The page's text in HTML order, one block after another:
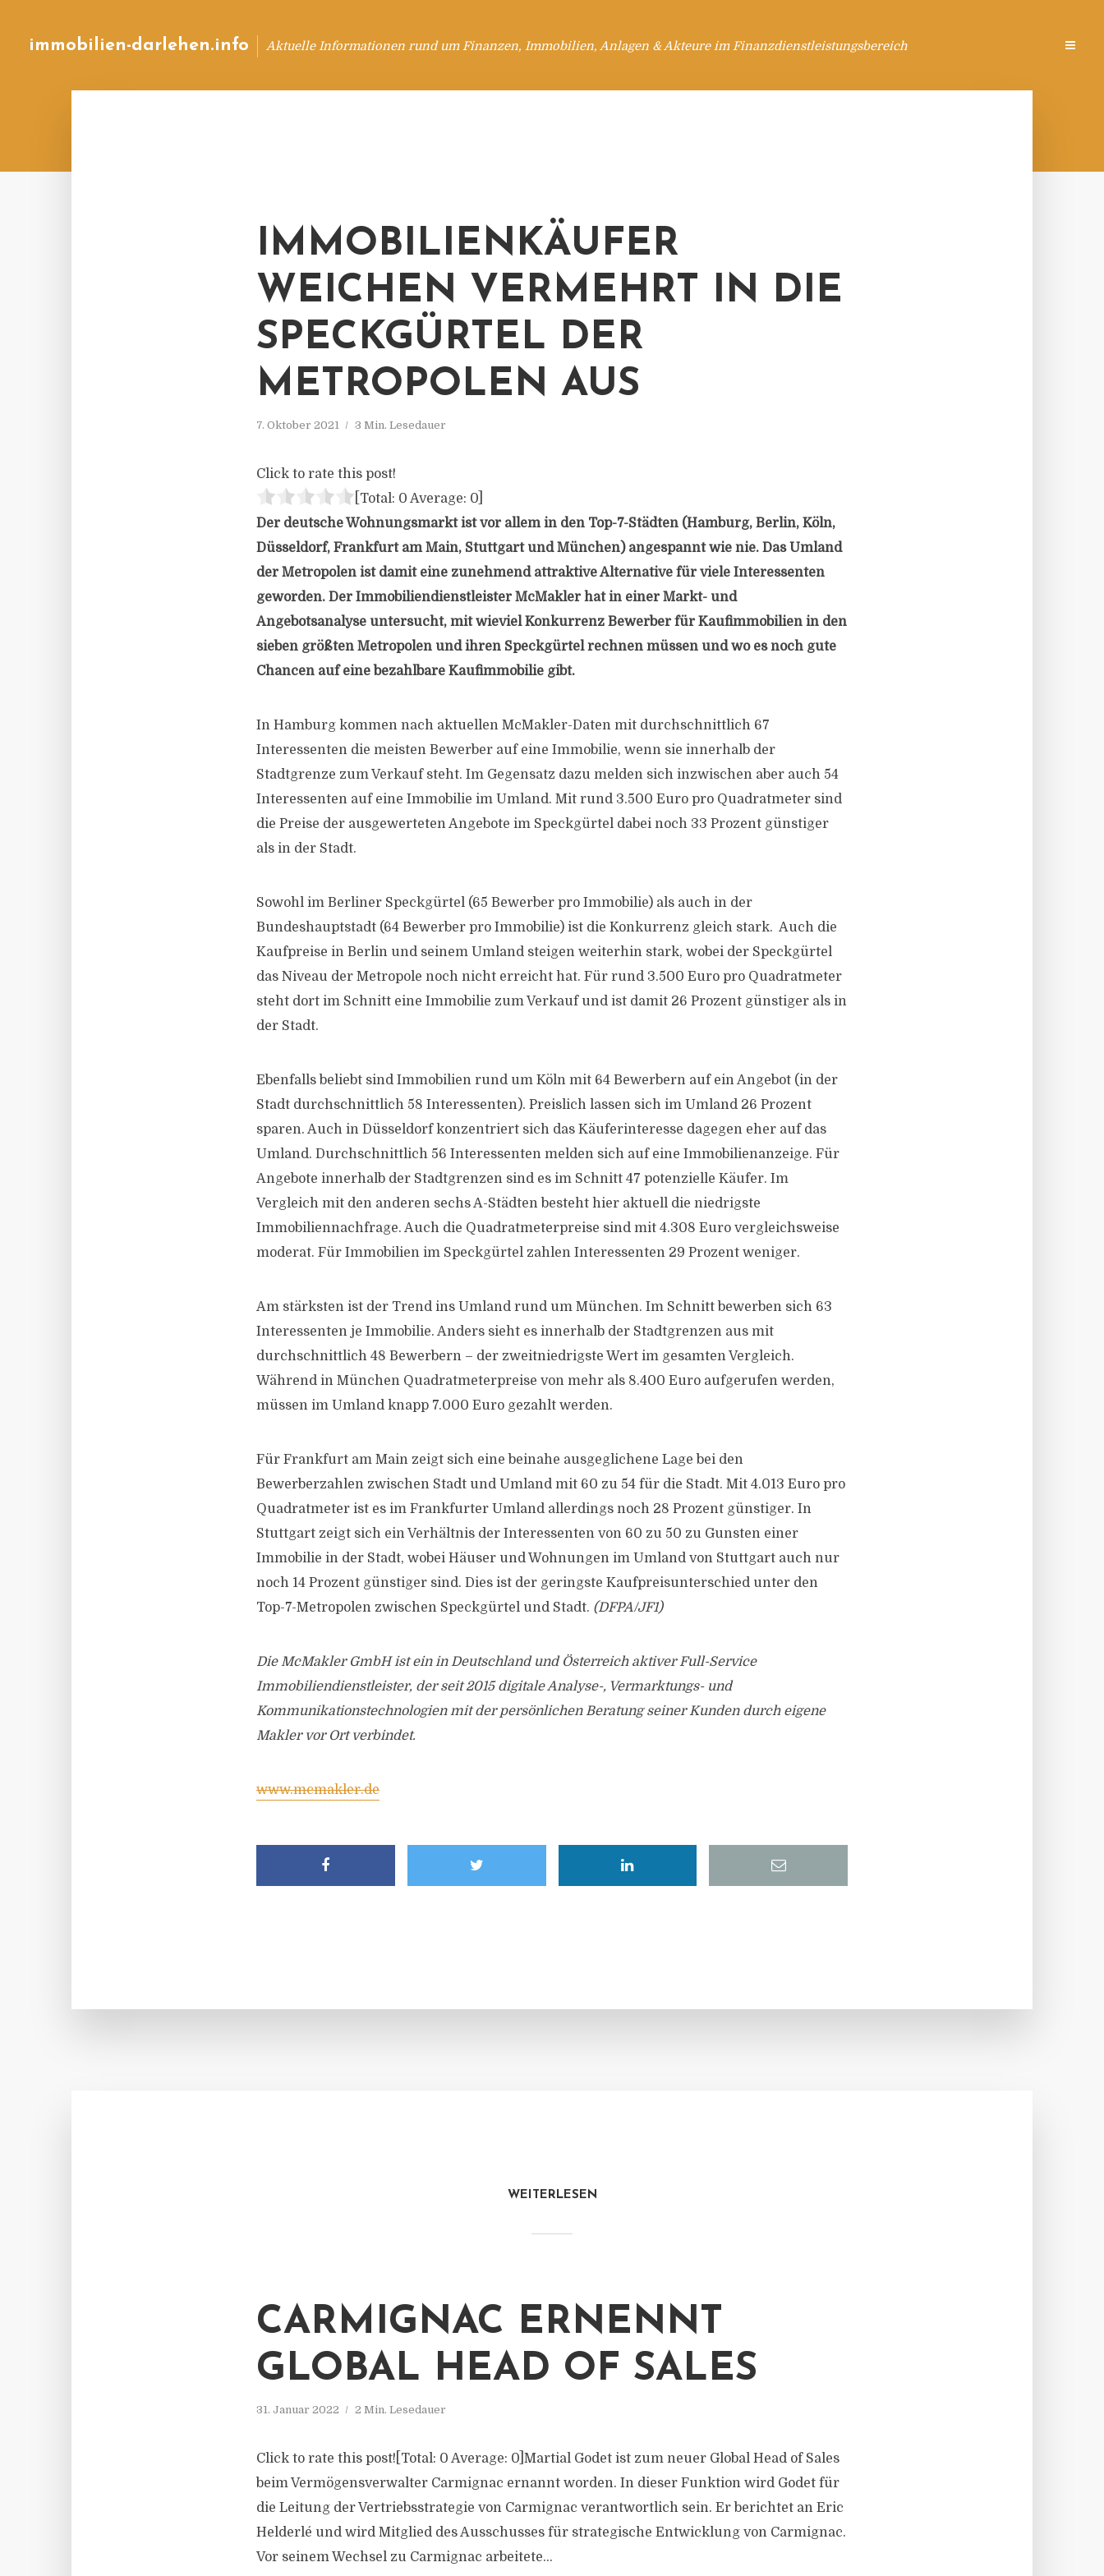
immobilien-darlehen.info Aktuelle Informationen rund um Finanzen, Immobilien, Anlagen & Akteure im Finanzdienstleistungsbereich
IMMOBILIENKÄUFER
WEICHEN VERMEHRT IN DIE
SPECKGÜRTEL DER
METROPOLEN AUS
7. Oktober 2021 3 Min. Lesedauer
Click to rate this post!
[Total: 0 Average: 0
Der deutsche Wohnungsmarkt ist vor allem in den Top-7-Städten (Hamburg, Berlin, Köln,
Düsseldorf, Frankfurt am Main, Stuttgart und München) angespannt wie nie. Das Umland
der Metropolen ist damit eine zunehmend attraktive Alternative für viele Interessenten
geworden. Der Immobiliendienstleister McMakler hat in einer Markt- und
Angebotsanalyse untersucht, mit wieviel Konkurrenz Bewerber für Kaufimmobilien in den
sieben größten Metropolen und ihren Speckgürtel rechnen müssen und wo es noch gute
Chancen auf eine bezahlbare Kaufimmobilie gibt.
In Hamburg kommen nach aktuellen McMakler-Daten mit durchschnittlich 67
Interessenten die meisten Bewerber auf eine Immobilie, wenn sie innerhalb der
Stadtgrenze zum Verkauf steht. Im Gegensatz dazu melden sich inzwischen aber auch 54
Interessenten auf eine Immobilie im Umland. Mit rund 3.500 Euro pro Quadratmeter sind
die Preise der ausgewerteten Angebote im Speckgürtel dabei noch 33 Prozent günstiger
als in der Stadt.
Sowohl im Berliner Speckgürtel (65 Bewerber pro Immobilie) als auch in der
Bundeshauptstadt (64 Bewerber pro Immobilie) ist die Konkurrenz gleich stark. Auch die
Kaufpreise in Berlin und seinem Umland steigen weiterhin stark, wobei der Speckgürtel
das Niveau der Metropole noch nicht erreicht hat. Für rund 3.500 Euro pro Quadratmeter
steht dort im Schnitt eine Immobilie zum Verkauf und ist damit 26 Prozent günstiger als in
der Stadt.
Ebenfalls beliebt sind Immobilien rund um Köln mit 64 Bewerbern auf ein Angebot (in der
Stadt durchschnittlich 58 Interessenten). Preislich lassen sich im Umland 26 Prozent
sparen. Auch in Düsseldorf konzentriert sich das Käuferinteresse dagegen eher auf das
Umland. Durchschnittlich 56 Interessenten melden sich auf eine Immobilienanzeige. Für
Angebote innerhalb der Stadtgrenzen sind es im Schnitt 47 potenzielle Käufer. Im
Vergleich mit den anderen sechs A-Städten besteht hier aktuell die niedrigste
Immobiliennachfrage. Auch die Quadratmeterpreise sind mit 4.308 Euro vergleichsweise
moderat. Für Immobilien im Speckgürtel zahlen Interessenten 29 Prozent weniger.
Am stärksten ist der Trend ins Umland rund um München. Im Schnitt bewerben sich 63
Interessenten je Immobilie. Anders sieht es innerhalb der Stadtgrenzen aus mit
durchschnittlich 48 Bewerbern – der zweitniedrigste Wert im gesamten Vergleich.
Während in München Quadratmeterpreise von mehr als 8.400 Euro aufgerufen werden,
müssen im Umland knapp 7.000 Euro gezahlt werden.
Für Frankfurt am Main zeigt sich eine beinahe ausgeglichene Lage bei den
Bewerberzahlen zwischen Stadt und Umland mit 60 zu 54 für die Stadt. Mit 4.013 Euro pro
Quadratmeter ist es im Frankfurter Umland allerdings noch 28 Prozent günstiger. In
Stuttgart zeigt sich ein Verhältnis der Interessenten von 60 zu 50 zu Gunsten einer
Immobilie in der Stadt, wobei Häuser und Wohnungen im Umland von Stuttgart auch nur
noch 14 Prozent günstiger sind. Dies ist der geringste Kaufpreisunterschied unter den
Top-7-Metropolen zwischen Speckgürtel und Stadt. (DFPA/JF1)
Die McMakler GmbH ist ein in Deutschland und Österreich aktiver Full-Service
Immobiliendienstleister, der seit 2015 digitale Analyse-, Vermarktungs- und
Kommunikationstechnologien mit der persönlichen Beratung seiner Kunden durch eigene
Makler vor Ort verbindet.
www.mcmakler.de
WEITERLESEN
CARMIGNAC ERNENNT
GLOBAL HEAD OF SALES
31. Januar 2022 2 Min. Lesedauer
Click to rate this post![Total: 0 Average: 0]Martial Godet ist zum neuer Global Head of Sales
beim Vermögensverwalter Carmignac ernannt worden. In dieser Funktion wird Godet für
die Leitung der Vertriebsstrategie von Carmignac verantwortlich sein. Er berichtet an Eric
Helderlé und wird Mitglied des Ausschusses für strategische Entwicklung von Carmignac.
Vor seinem Wechsel zu Carmignac arbeitete...